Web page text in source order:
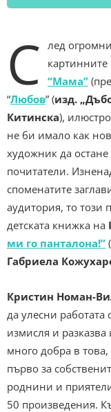
С
лед
“Мама”
“Любов” (изд.
Китинска),
не би имало как
художник да остане
почитатели.
споменатите
аудитория, то този
детската книжка на
ми го панталона!” (
Габриела
Кристин Номан-
да улесни
измисля и
много добра в
първо за
роднини и
50 произведения.